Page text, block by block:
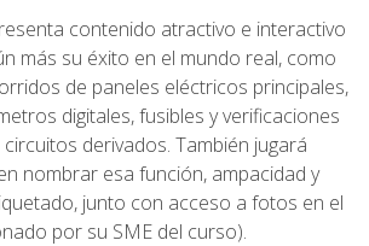
contenido atractivo e interactivo
más su éxito en el mundo real, como
de paneles eléctricos principales,
digitales, fusibles y verificaciones
derivados. También jugará
nombrar esa función, ampacidad y
junto con acceso a fotos en el
por su SME del curso).